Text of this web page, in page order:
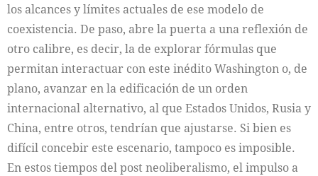
los alcances y límites actuales de ese modelo de
coexistencia. De paso, abre la puerta a una reflexión de
otro calibre, es decir, la de explorar fórmulas que
permitan interactuar con este inédito Washington o, de
plano, avanzar en la edificación de un orden
internacional alternativo, al que Estados Unidos, Rusia y
China, entre otros, tendrían que ajustarse. Si bien es
difícil concebir este escenario, tampoco es imposible.
En estos tiempos del post neoliberalismo, el impulso a